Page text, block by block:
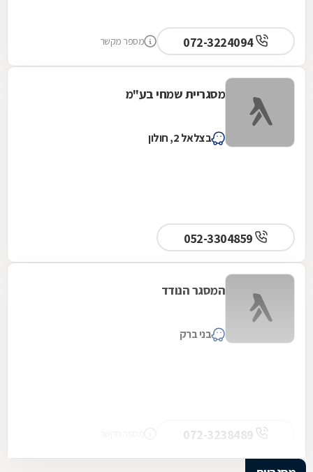
072-3224094 מספר מקשר
מסגריית שמחי בע"מ
בצלאל 2, חולון
המסגר הנודד
בני ברק